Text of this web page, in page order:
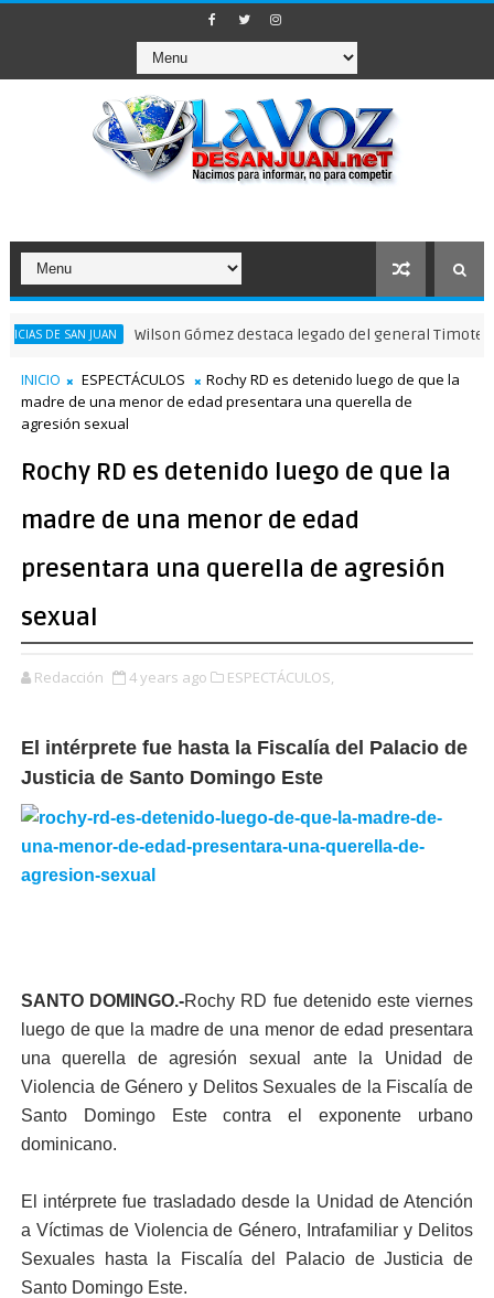
SAN JUAN Wilson Gómez destaca legado del general Timoteo
INICIO ESPECTÁCULOS
Rochy RD es detenido luego de que la
madre de una menor de edad presentara una querella de
agresión sexual
Rochy RD es detenido luego de que la
madre de una menor de edad
presentara una querella de agresión
sexual
Redacción 4 years ago ESPECTÁCULOS,
El intérprete fue hasta la Fiscalía del Palacio de
Justicia de Santo Domingo Este
SANTO DOMINGO.-Rochy RD fue detenido este viernes
luego de que la madre de una menor de edad presentara
una querella de agresión sexual ante la Unidad de
Violencia de Género y Delitos Sexuales de la Fiscalía de
Santo Domingo Este contra el exponente urbano
dominicano.
El intérprete fue trasladado desde la Unidad de Atención
a Víctimas de Violencia de Género, Intrafamiliar y Delitos
Sexuales hasta la Fiscalía del Palacio de Justicia de
Santo Domingo Este.